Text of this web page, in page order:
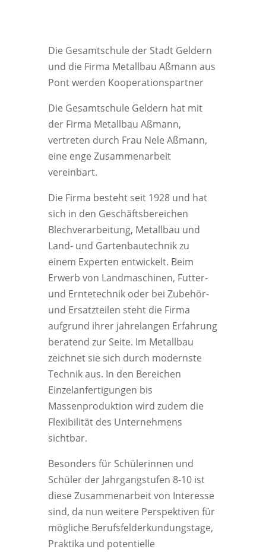
Die Gesamtschule der Stadt Geldern
und die Firma Metallbau Aßmann aus
Pont werden Kooperationspartner
Die Gesamtschule Geldern hat mit
der Firma Metallbau Aßmann,
vertreten durch Frau Nele Aßmann,
eine enge Zusammenarbeit
vereinbart.
Die Firma besteht seit 1928 und hat
sich in den Geschäftsbereichen
Blechverarbeitung, Metallbau und
Land- und Gartenbautechnik zu
einem Experten entwickelt. Beim
Erwerb von Landmaschinen, Futter-
und Erntetechnik oder bei Zubehör-
und Ersatzteilen steht die Firma
aufgrund ihrer jahrelangen Erfahrung
beratend zur Seite. Im Metallbau
zeichnet sie sich durch modernste
Technik aus. In den Bereichen
Einzelanfertigungen bis
Massenproduktion wird zudem die
Flexibilität des Unternehmens
sichtbar.
Besonders für Schülerinnen und
Schüler der Jahrgangstufen 8-10 ist
diese Zusammenarbeit von Interesse
sind, da nun weitere Perspektiven für
mögliche Berufsfelderkundungstage,
Praktika und potentielle